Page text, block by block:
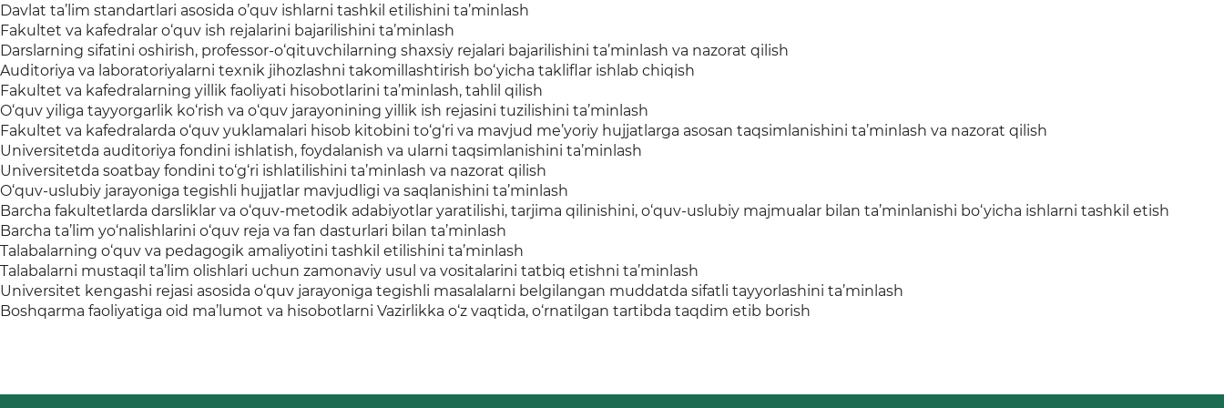
Davlat ta’lim standartlari asosida o’quv ishlarni tashkil etilishini ta’minlash
Fakultet va kafedralar o‘quv ish rejalarini bajarilishini ta’minlash
Darslarning sifatini oshirish, professor-o‘qituvchilarning shaxsiy rejalari bajarilishini ta’minlash va nazorat qilish
Auditoriya va laboratoriyalarni texnik jihozlashni takomillashtirish bo‘yicha takliflar ishlab chiqish
Fakultet va kafedralarning yillik faoliyati hisobotlarini ta’minlash, tahlil qilish
O‘quv yiliga tayyorgarlik ko‘rish va o‘quv jarayonining yillik ish rejasini tuzilishini ta’minlash
Fakultet va kafedralarda o‘quv yuklamalari hisob kitobini to‘g‘ri va mavjud me’yoriy hujjatlarga asosan taqsimlanishini ta’minlash va nazorat qilish
Universitetda auditoriya fondini ishlatish, foydalanish va ularni taqsimlanishini ta’minlash
Universitetda soatbay fondini to‘g‘ri ishlatilishini ta’minlash va nazorat qilish
O‘quv-uslubiy jarayoniga tegishli hujjatlar mavjudligi va saqlanishini ta’minlash
Barcha fakultetlarda darsliklar va o‘quv-metodik adabiyotlar yaratilishi, tarjima qilinishini, o‘quv-uslubiy majmualar bilan ta’minlanishi bo‘yicha ishlarni tashkil etish
Barcha ta’lim yo‘nalishlarini o‘quv reja va fan dasturlari bilan ta’minlash
Talabalarning o‘quv va pedagogik amaliyotini tashkil etilishini ta’minlash
Talabalarni mustaqil ta’lim olishlari uchun zamonaviy usul va vositalarini tatbiq etishni ta’minlash
Universitet kengashi rejasi asosida o‘quv jarayoniga tegishli masalalarni belgilangan muddatda sifatli tayyorlashini ta’minlash
Boshqarma faoliyatiga oid ma’lumot va hisobotlarni Vazirlikka o‘z vaqtida, o‘rnatilgan tartibda taqdim etib borish